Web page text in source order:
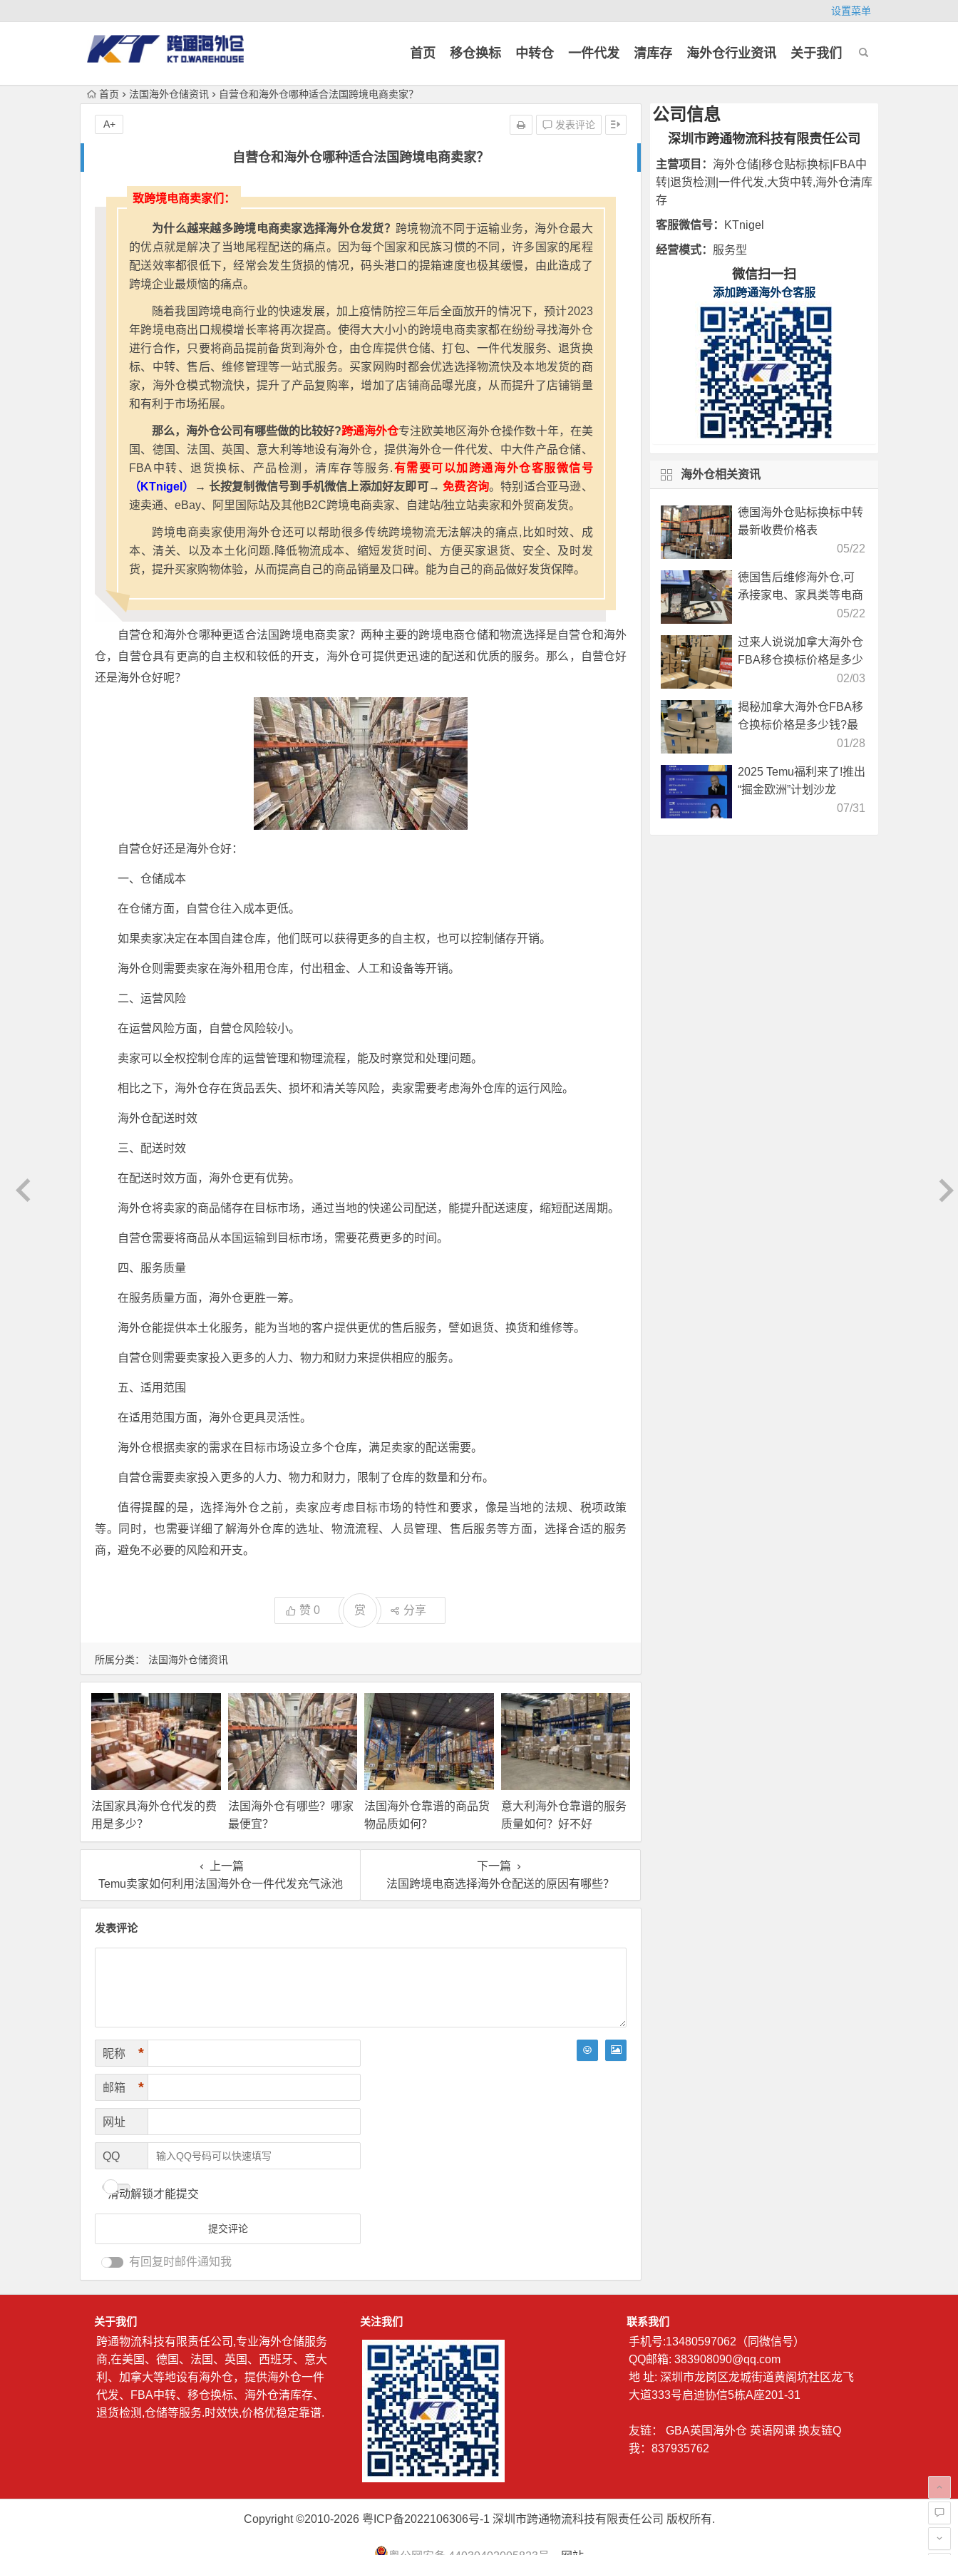
设置菜单
首页 移仓换标 中转仓 一件代发 清库存 海外仓行业资讯 关于我们
首页 法国海外仓储资讯 自营仓和海外仓哪种适合法国跨境电商卖家？
自营仓和海外仓哪种适合法国跨境电商卖家？
发表评论
A+
所属分类： 法国海外仓储资讯
致跨境电商卖家们：
为什么越来越多跨境电商卖家选择海外仓发货？ 跨境物流不同于运输业务，海外仓最大
的优点就是解决了当地尾程配送的痛点。因为每个国家和民族习惯的不同，许多国家的尾程
配送效率都很低下，经常会发生货损的情况，码头港口的提箱速度也极其缓慢，由此造成了
跨境企业最烦恼的痛点。
随着我国跨境电商行业的快速发展，加上疫情防控三年后全面放开的情况下，预计2023
年跨境电商出口规模增长率将再次提高。使得大大小小的跨境电商卖家都在纷纷寻找海外仓
进行合作，只要将商品提前备货到海外仓，由仓库提供仓储、打包、一件代发服务、退货换
标、中转、售后、维修管理等一站式服务。买家网购时都会优选选择物流快及本地发货的商
家，海外仓模式物流快，提升了产品复购率，增加了店铺商品曝光度，从而提升了店铺销量
和有利于市场拓展。
那么，海外仓公司有哪些做的比较好?跨通海外仓专注欧美地区海外仓操作数十年，在美
国、德国、法国、英国、意大利等地设有海外仓，提供海外仓一件代发、中大件产品仓储、
FBA中转、退货换标、产品检测，清库存等服务.有需要可以加跨通海外仓客服微信号
（KTnigel）
→ 长按复制微信号到手机微信上添加好友即可→免费咨询。特别适合亚马逊、
速卖通、eBay、阿里国际站及其他B2C跨境电商卖家、自建站/独立站卖家和外贸商发货。
跨境电商卖家使用海外仓还可以帮助很多传统跨境物流无法解决的痛点,比如时效、成
本、清关、以及本土化问题.降低物流成本、缩短发货时间、方便买家退货、安全、及时发
货，提升买家购物体验，从而提高自己的商品销量及口碑。能为自己的商品做好发货保障。
自营仓和海外仓哪种更适合法国跨境电商卖家？两种主要的跨境电商仓储和物流选择是自营仓和海外
仓，自营仓具有更高的自主权和较低的开支，海外仓可提供更迅速的配送和优质的服务。那么，自营仓好
还是海外仓好呢？
自营仓好还是海外仓好：
一、仓储成本
在仓储方面，自营仓往入成本更低。
如果卖家决定在本国自建仓库，他们既可以获得更多的自主权，也可以控制储存开销。
海外仓则需要卖家在海外租用仓库，付出租金、人工和设备等开销。
二、运营风险
在运营风险方面，自营仓风险较小。
卖家可以全权控制仓库的运营管理和物理流程，能及时察觉和处理问题。
相比之下，海外仓存在货品丢失、损坏和清关等风险，卖家需要考虑海外仓库的运行风险。
海外仓配送时效
三、配送时效
在配送时效方面，海外仓更有优势。
海外仓将卖家的商品储存在目标市场，通过当地的快递公司配送，能提升配送速度，缩短配送周期。
自营仓需要将商品从本国运输到目标市场，需要花费更多的时间。
四、服务质量
在服务质量方面，海外仓更胜一筹。
海外仓能提供本土化服务，能为当地的客户提供更优的售后服务，譬如退货、换货和维修等。
自营仓则需要卖家投入更多的人力、物力和财力来提供相应的服务。
五、适用范围
在适用范围方面，海外仓更具灵活性。
海外仓根据卖家的需求在目标市场设立多个仓库，满足卖家的配送需要。
自营仓需要卖家投入更多的人力、物力和财力，限制了仓库的数量和分布。
值得提醒的是，选择海外仓之前，卖家应考虑目标市场的特性和要求，像是当地的法规、税项政策
等。同时，也需要详细了解海外仓库的选址、物流流程、人员管理、售后服务等方面，选择合适的服务
商，避免不必要的风险和开支。
赞 0 赏 分享
法国家具海外仓代发的费
用是多少？
法国海外仓有哪些？哪家
最便宜？
法国海外仓靠谱的商品货
物品质如何？
意大利海外仓靠谱的服务
质量如何？好不好
上一篇
Temu卖家如何利用法国海外仓一件代发充气泳池
下一篇
法国跨境电商选择海外仓配送的原因有哪些？
发表评论
昵称 *
邮箱 *
网址
QQ
滑动解锁才能提交
有回复时邮件通知我
公司信息
深圳市跨通物流科技有限责任公司
主营项目： 海外仓储|移仓贴标换标|FBA中
转|退货检测|一件代发,大货中转,海外仓清库
存
客服微信号： KTnigel
经营模式： 服务型
微信扫一扫
添加跨通海外仓客服
海外仓相关资讯
德国海外仓贴标换标中转
最新收费价格表
05/22
德国售后维修海外仓,可
承接家电、家具类等电商
05/22
过来人说说加拿大海外仓
FBA移仓换标价格是多少
02/03
揭秘加拿大海外仓FBA移
仓换标价格是多少钱?最
01/28
2025 Temu福利来了!推出
“掘金欧洲”计划沙龙
07/31
关于我们
跨通物流科技有限责任公司,专业海外仓储服务
商,在美国、德国、法国、英国、西班牙、意大
利、加拿大等地设有海外仓，提供海外仓一件
代发、FBA中转、移仓换标、海外仓清库存、
退货检测,仓储等服务.时效快,价格优稳定靠谱.
关注我们
联系我们
手机号:13480597062（同微信号）
QQ邮箱: 383908090@qq.com
地 址: 深圳市龙岗区龙城街道黄阁坑社区龙飞
大道333号启迪协信5栋A座201-31
友链： GBA英国海外仓 英语网课 换友链Q
我：837935762
Copyright ©2010-2026 粤ICP备2022106306号-1 深圳市跨通物流科技有限责任公司 版权所有.